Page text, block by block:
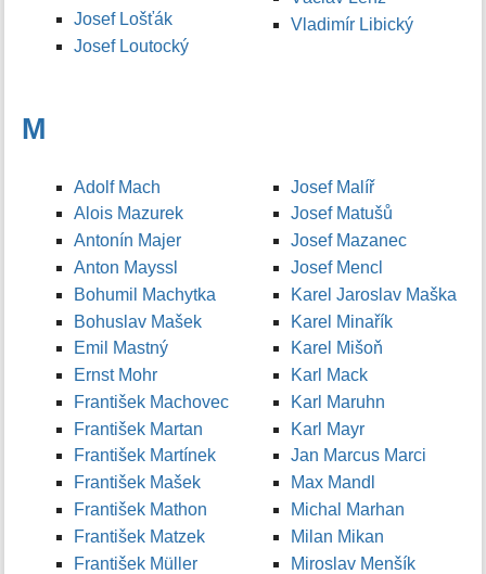
Josef Lošťák
Josef Loutocký
Vladimír Libický
M
Adolf Mach
Alois Mazurek
Antonín Majer
Anton Mayssl
Bohumil Machytka
Bohuslav Mašek
Emil Mastný
Ernst Mohr
František Machovec
František Martan
František Martínek
František Mašek
František Mathon
František Matzek
František Müller
Josef Malíř
Josef Matušů
Josef Mazanec
Josef Mencl
Karel Jaroslav Maška
Karel Minařík
Karel Mišoň
Karl Mack
Karl Maruhn
Karl Mayr
Jan Marcus Marci
Max Mandl
Michal Marhan
Milan Mikan
Miroslav Menšík